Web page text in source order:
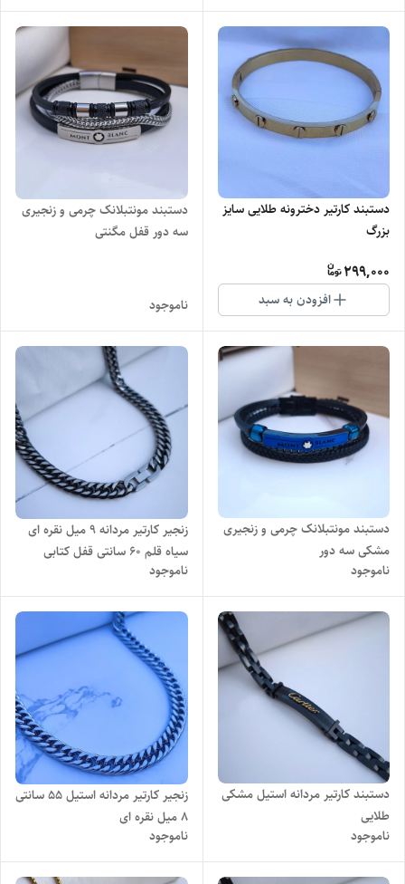
دستبند کارتیر دخترونه طلایی سایز
بزرگ
299,000
افزودن به سبد
دستبند مونتبلانک چرمی و زنجیری
سه دور قفل مگنتی
ناموجود
دستبند مونتبلانک چرمی و زنجیری
مشکی سه دور
ناموجود
زنجیر کارتیر مردانه ۹ میل نقره ای
سیاه قلم 60 سانتی قفل کتابی
ناموجود
دستبند کارتیر مردانه استیل مشکی
طلایی
ناموجود
زنجیر کارتیر مردانه استیل ۵۵ سانتی
۸ میل نقره ای
ناموجود